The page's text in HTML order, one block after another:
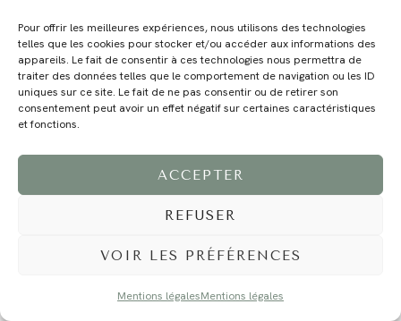
Pour offrir les meilleures expériences, nous utilisons des technologies
telles que les cookies pour stocker et/ou accéder aux informations des
appareils. Le fait de consentir à ces technologies nous permettra de
traiter des données telles que le comportement de navigation ou les ID
uniques sur ce site. Le fait de ne pas consentir ou de retirer son
consentement peut avoir un effet négatif sur certaines caractéristiques
et fonctions.
ACCEPTER
REFUSER
VOIR LES PRÉFÉRENCES
Mentions légalesMentions légales
MAGALI PRESTATIONS YOGA VOYAGE BLOG CONTACT
©2024 EI Magali Selvi - Photographe Famille et Mariage - Nice - Côte d'Azur -